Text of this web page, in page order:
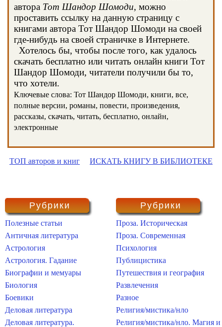
автора Тот Шандор Шомоди, можно
проставить ссылку на данную страницу с
книгами автора Тот Шандор Шомоди на своей
где-нибудь на своей страничке в Интернете.
Хотелось бы, чтобы после того, как удалось
скачать бесплатно или читать онлайн книги Тот
Шандор Шомоди, читатели получили бы то,
что хотели.
Ключевые слова: Тот Шандор Шомоди, книги, все,
полные версии, романы, повести, произведения,
рассказы, скачать, читать, бесплатно, онлайн,
электронные
ТОП авторов и книг ИСКАТЬ КНИГУ В БИБЛИОТЕКЕ
Рубрики
Полезные статьи
Античная литература
Астрология
Астрология. Гадание
Биографии и мемуары
Биология
Боевики
Деловая литература
Деловая литература.
Рубрики
Проза. Историческая
Проза. Современная
Психология
Публицистика
Путешествия и география
Развлечения
Разное
Религия/мистика/нло
Религия/мистика/нло. Магия и